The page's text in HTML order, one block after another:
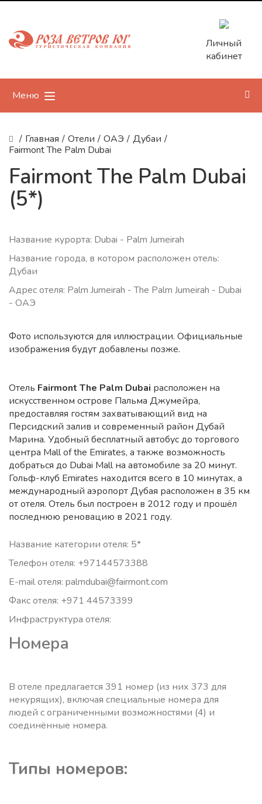
Личный
кабинет
Меню
/ Главная / Отели / ОАЭ / Дубаи /
Fairmont The Palm Dubai
Fairmont The Palm Dubai
(5*)
Название курорта: Dubai - Palm Jumeirah
Название города, в котором расположен отель:
Дубаи
Адрес отеля: Palm Jumeirah - The Palm Jumeirah - Dubai
- ОАЭ
Фото используются для иллюстрации. Официальные
изображения будут добавлены позже.
Отель Fairmont The Palm Dubai расположен на
искусственном острове Пальма Джумейра,
предоставляя гостям захватывающий вид на
Персидский залив и современный район Дубай
Марина. Удобный бесплатный автобус до торгового
центра Mall of the Emirates, а также возможность
добраться до Dubai Mall на автомобиле за 20 минут.
Гольф-клуб Emirates находится всего в 10 минутах, а
международный аэропорт Дубая расположен в 35 км
от отеля. Отель был построен в 2012 году и прошёл
последнюю реновацию в 2021 году.
Название категории отеля: 5*
Телефон отеля: +97144573388
E-mail отеля: palmdubai@fairmont.com
Факс отеля: +971 44573399
Инфраструктура отеля:
Номера
В отеле предлагается 391 номер (из них 373 для
некурящих), включая специальные номера для
людей с ограниченными возможностями (4) и
соединённые номера.
Типы номеров: